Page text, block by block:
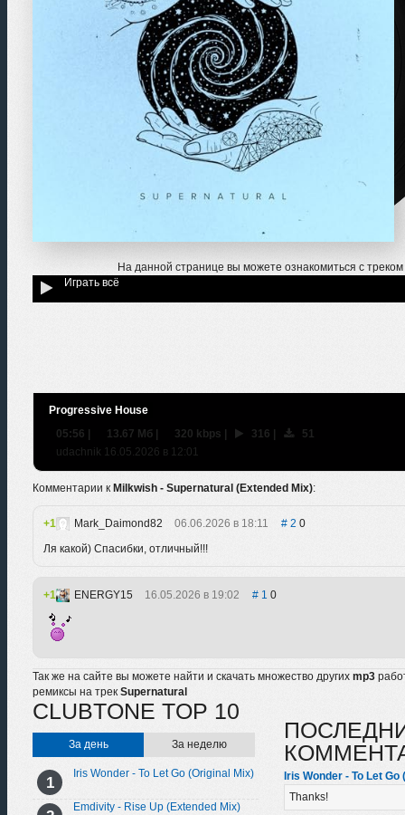
На данной странице вы можете ознакомиться с треком
Играть всё
Progressive House
05:56 | 13.67 Мб | 320 kbps | 316 |
51
udachnik 16.05.2026 в 12:01
Комментарии к Milkwish - Supernatural (Extended Mix):
1 Mark_Daimond82 06.06.2026 в 18:11 2 0
Ля какой) Спасибки, отличный!!!
1 ENERGY15 16.05.2026 в 19:02 1 0
Так же на сайте вы можете найти и скачать множество других mp3
ремиксы на трек Supernatural
CLUBTONE TOP 10
За день За неделю
Iris Wonder - To Let Go (Original Mix)
Emdivity - Rise Up (Extended Mix)
Iris Wonder - To Let Go
Thanks!